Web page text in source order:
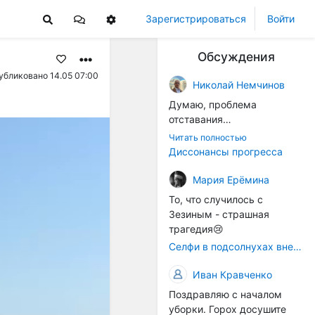
Зарегистрироваться Войти
14.05 07:00
Обсуждения
Николай Немчинов
Думаю, проблема
отставания
технологичности
оборудования в
окажется связана с
кадрами. Их надо будет
все больше, чтобы
затыкать
образовывающиеся
технологические дыры. И
это в рамках
существующих реалий для
людей принимающих
решения как раз хорошо,
Читать полностью
Диссонансы прогресса
Мария Ерёмина
То, что случилось с
Зезиным - страшная
трагедия😢
Селфи в подсолнухах вне закона: За проникновение на сельхозземли без разрешения хотят штрафовать
Иван Кравченко
Поздравляю с началом
уборки. Горох досушите